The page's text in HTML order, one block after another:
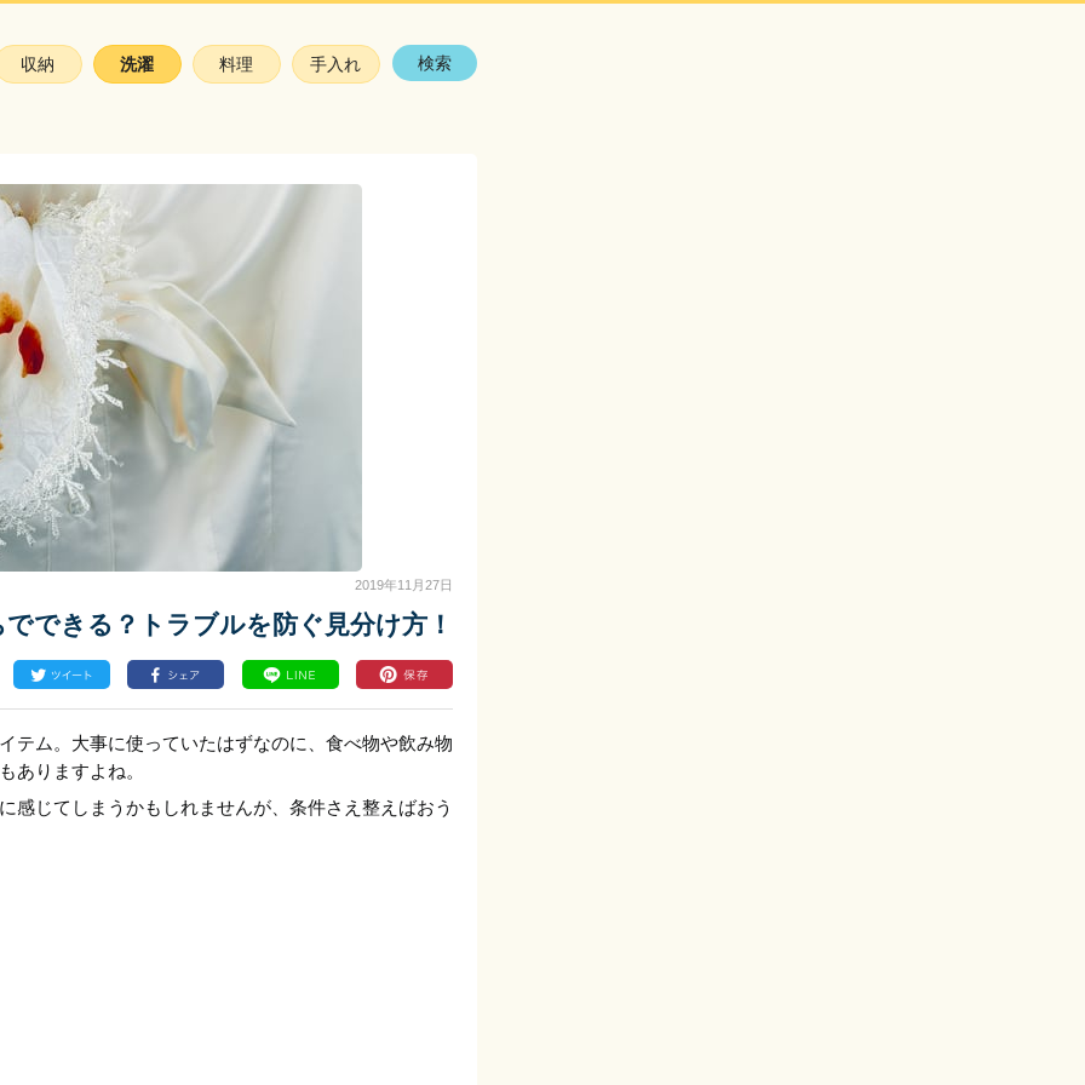
収納 洗濯 料理 手入れ 検索
2019年11月27日
できる？トラブルを防ぐ見分け方！
テム。大事に使っていたはずなのに、食べ物や飲み物
ありますよね。
感じてしまうかもしれませんが、条件さえ整えばおう